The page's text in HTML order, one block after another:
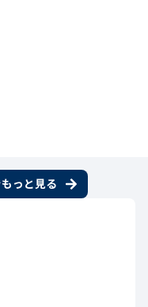
っと見る